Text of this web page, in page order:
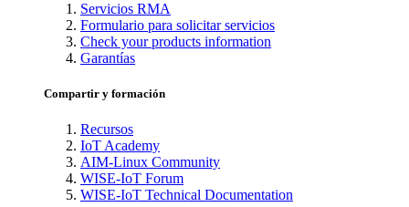
Servicios RMA
Formulario para solicitar servicios
Check your products information
Garantías
Compartir y formación
Recursos
IoT Academy
AIM-Linux Community
WISE-IoT Forum
WISE-IoT Technical Documentation